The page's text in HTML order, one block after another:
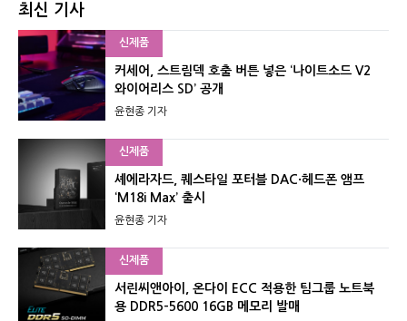
최신 기사
신제품
커세어, 스트림덱 호출 버튼 넣은 ‘나이트소드 V2
와이어리스 SD’ 공개
윤현종 기자
신제품
셰에라자드, 퀘스타일 포터블 DAC·헤드폰 앰프
‘M18i Max’ 출시
윤현종 기자
신제품
서린씨앤아이, 온다이 ECC 적용한 팀그룹 노트북
용 DDR5-5600 16GB 메모리 발매